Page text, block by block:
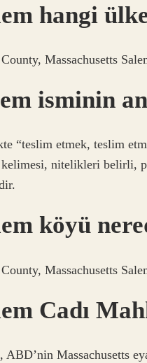
hangi
Massachusetts
isminin
“teslim etmek, teslim
nitelikleri belirli,
köyü
Massachusetts
Cadı
ABD’nin Massachusetts